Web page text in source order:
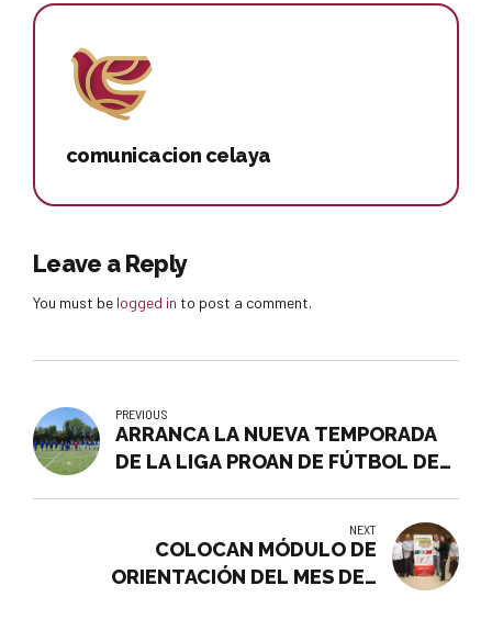
comunicacion celaya
Leave a Reply
You must be logged in to post a comment.
PREVIOUS
ARRANCA LA NUEVA TEMPORADA
DE LA LIGA PROAN DE FÚTBOL DE
NEXT
COLOCAN MÓDULO DE
ORIENTACIÓN DEL MES DEL